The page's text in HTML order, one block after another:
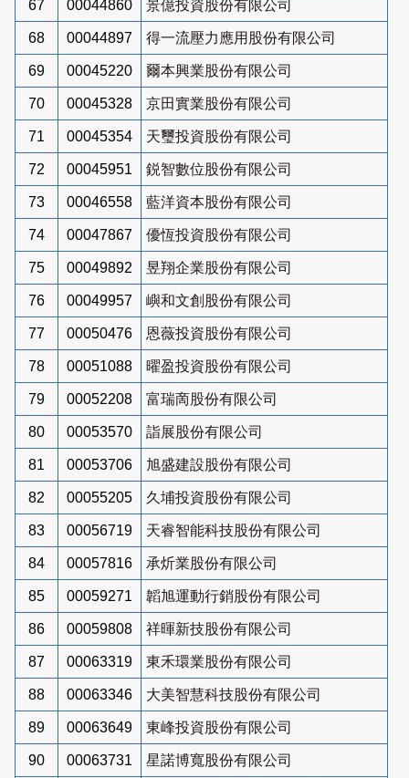
67 00044860 景億投資股份有限公司
68 00044897 得一流壓力應用股份有限公司
69 00045220 爾本興業股份有限公司
70 00045328 京田實業股份有限公司
71 00045354 天璽投資股份有限公司
72 00045951 鋭智數位股份有限公司
73 00046558 藍洋資本股份有限公司
74 00047867 優恆投資股份有限公司
75 00049892 昱翔企業股份有限公司
76 00049957 嶼和文創股份有限公司
77 00050476 恩薇投資股份有限公司
78 00051088 曜盈投資股份有限公司
79 00052208 富瑞啇股份有限公司
80 00053570 詣展股份有限公司
81 00053706 旭盛建設股份有限公司
82 00055205 久埔投資股份有限公司
83 00056719 天睿智能科技股份有限公司
84 00057816 承炘業股份有限公司
85 00059271 韜旭運動行銷股份有限公司
86 00059808 祥暉新技股份有限公司
87 00063319 東禾環業股份有限公司
88 00063346 大美智慧科技股份有限公司
89 00063649 東峰投資股份有限公司
90 00063731 星諾博寬股份有限公司